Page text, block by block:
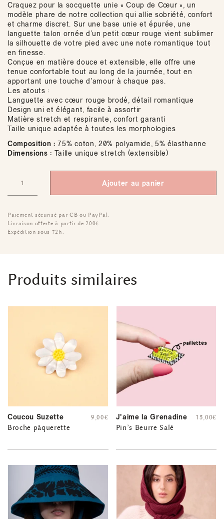
Craquez pour la socquette unie « Coup de Cœur », un
modèle phare de notre collection qui allie sobriété, confort
et charme discret. Sur une base unie et épurée, une
languette talon ornée d’un petit cœur rouge vient sublimer
la silhouette de votre pied avec une note romantique tout
en finesse.
Conçue en matière douce et extensible, elle offre une
tenue confortable tout au long de la journée, tout en
apportant une touche d’amour à chaque pas.
Les atouts :
Languette avec cœur rouge brodé, détail romantique
Design uni et élégant, facile à assortir
Matière stretch et respirante, confort garanti
Taille unique adaptée à toutes les morphologies
Composition : 75% coton, 20% polyamide, 5% élasthanne
Dimensions : Taille unique stretch (extensible)
Ajouter au panier
Paiement sécurisé par CB ou PayPal.
Livraison offerte à partir de 200€
Expédition sous 72h.
Produits similaires
Coucou Suzette
Broche pâquerette
9,00€ J'aime la Grenadine
Pin’s Beurre Salé
15,00€